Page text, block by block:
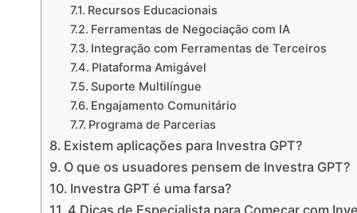
Recursos Educacionais
Ferramentas de Negociação com IA
Integração com Ferramentas de Terceiros
Plataforma Amigável
Suporte Multilíngue
Engajamento Comunitário
Programa de Parcerias
Existem aplicações para Investra GPT?
O que os usuadores pensem de Investra GPT?
Investra GPT é uma farsa?
4 Dicas de Especialista para Começar com